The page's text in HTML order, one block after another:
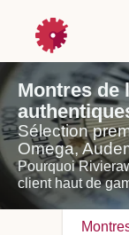
Montres de
Sélection
Omega,
Pourquoi
client haut de